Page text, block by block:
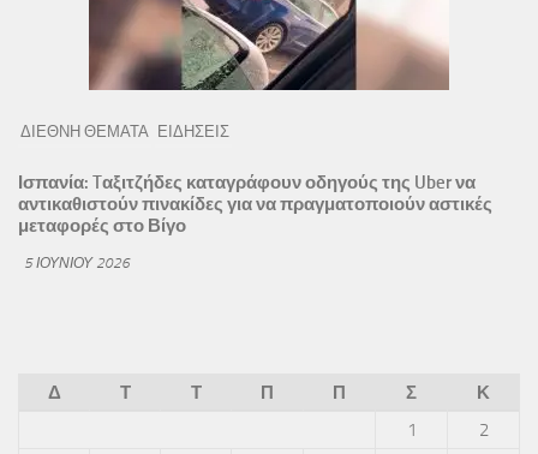
ΔΙΕΘΝΗ ΘΕΜΑΤΑ ΕΙΔΗΣΕΙΣ
Ισπανία: Tαξιτζήδες καταγράφουν οδηγούς της Uber να
αντικαθιστούν πινακίδες για να πραγματοποιούν αστικές
μεταφορές στο Βίγο
5 ΙΟΥΝΊΟΥ 2026
Δ Τ Τ Π Π Σ
Κ
1
2